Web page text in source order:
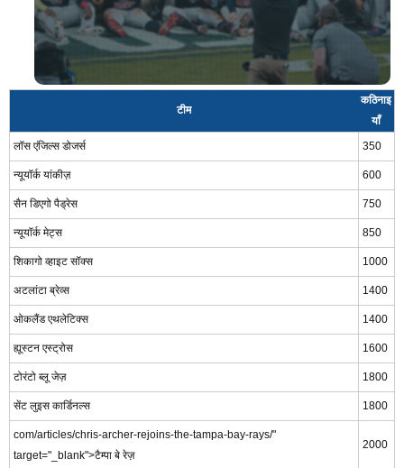
टीम
कठिनाइ
याँ
लॉस एंजिल्स डोजर्स
350
न्यूयॉर्क यांकीज़ 600
सैन डिएगो पैड्रेस 750
न्यूयॉर्क मेट्स 850
शिकागो व्हाइट सॉक्स 1000
अटलांटा ब्रेव्स 1400
ओकलैंड एथलेटिक्स 1400
ह्यूस्टन एस्ट्रोस 1600
टोरंटो ब्लू जेज़ 1800
सेंट लुइस कार्डिनल्स 1800
com/articles/chris-archer-rejoins-the-tampa-bay-rays/"
target="_blank">टैम्पा बे रेज़
2000